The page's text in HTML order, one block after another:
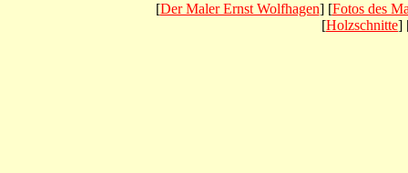
[Der Maler Ernst Wolfhagen] [Fotos des
[Holzschnitte]